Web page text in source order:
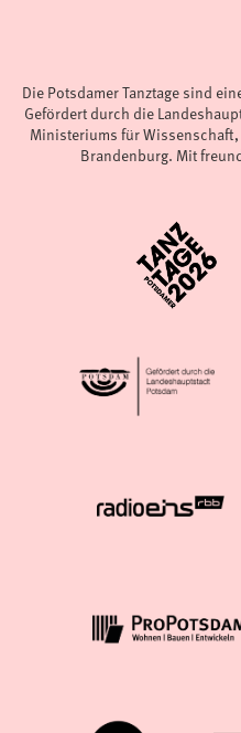
Die Potsdamer Tanztage sind
Gefördert durch die
Ministeriums für
Brandenburg. Mit